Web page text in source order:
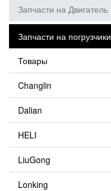
Запчасти на Двигатель
Запчасти на погрузчики
Товары
Changlin
Dalian
HELI
LiuGong
Lonking